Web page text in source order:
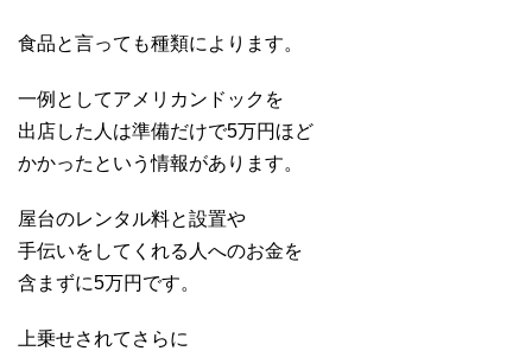
食品と言っても種類によります。
一例としてアメリカンドックを
出店した人は準備だけで5万円ほど
かかったという情報があります。
屋台のレンタル料と設置や
手伝いをしてくれる人へのお金を
含まずに5万円です。
上乗せされてさらに